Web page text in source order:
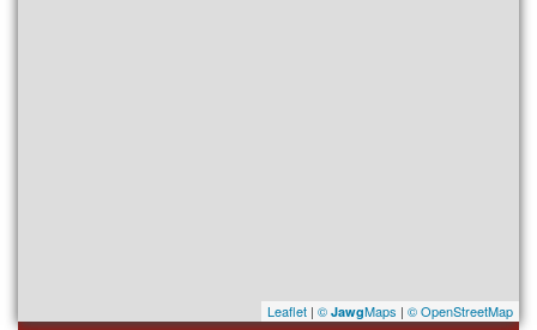
Leaflet | © JawgMaps | © OpenStreetMap